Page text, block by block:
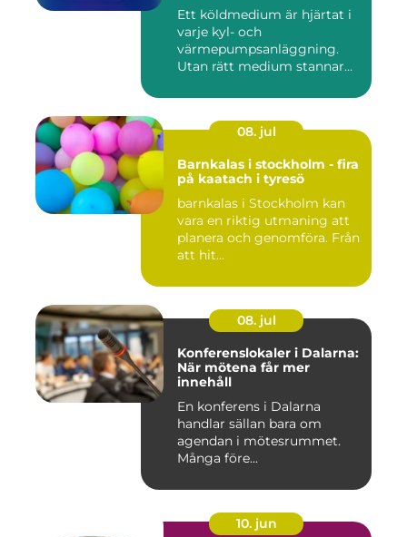
Ett köldmedium är hjärtat i
varje kyl- och
värmepumpsanläggning.
Utan rätt medium stannar
08. jul
Barnkalas i stockholm - fira
på kaatach i tyresö
barnkalas i Stockholm kan
vara en riktig utmaning att
planera och genomföra. Från
att hit...
08. jul
Konferenslokaler i Dalarna:
När mötena får mer
innehåll
En konferens i Dalarna
handlar sällan bara om
agendan i mötesrummet.
Många före...
10. jun